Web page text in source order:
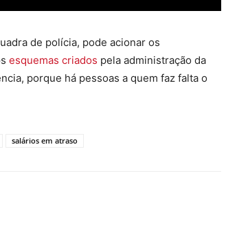
de polícia, pode acionar os
esquemas criados pela administração da
porque há pessoas a quem faz falta o
salários em atraso